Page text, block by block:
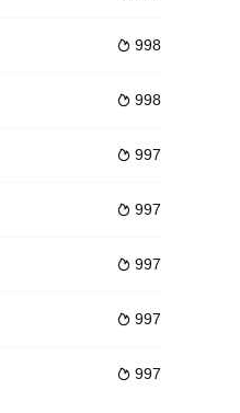
她救助了两名失学儿童，解决了他
望を抱えた少女の出会いが描かれ
、重生的试炼
丽 饰）提出离婚，万念俱灰的他自
 998
 998
 997
 997
 997
 997
 997